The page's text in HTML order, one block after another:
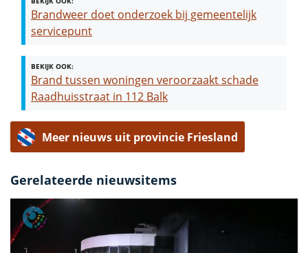
Brandweer doet onderzoek bij gemeentelijk
servicepunt
BEKIJK OOK:
Brand tussen woningen veroorzaakt schade
Raadhuisstraat in 112 Balk
Meer nieuws uit provincie Friesland
Gerelateerde nieuwsitems